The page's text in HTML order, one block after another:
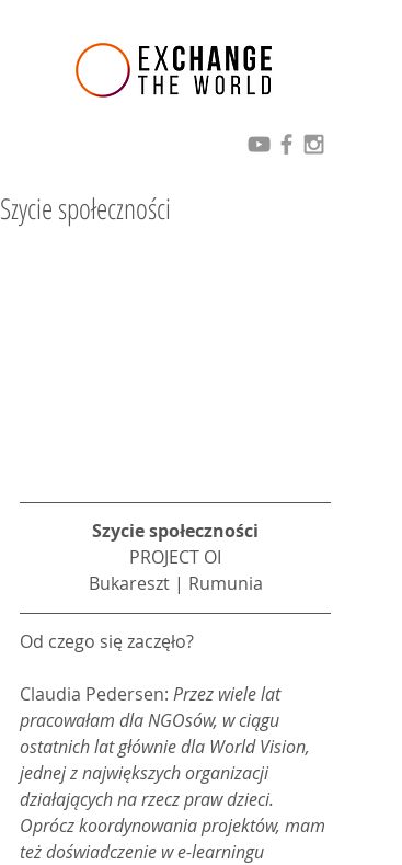
Szycie społeczności
Szycie społeczności
PROJECT OI
Bukareszt | Rumunia
Od czego się zaczęło?
Claudia Pedersen: Przez wiele lat
pracowałam dla NGOsów, w ciągu
ostatnich lat głównie dla World Vision,
jednej z największych organizacji
działających na rzecz praw dzieci.
Oprócz koordynowania projektów, mam
też doświadczenie w e-learningu